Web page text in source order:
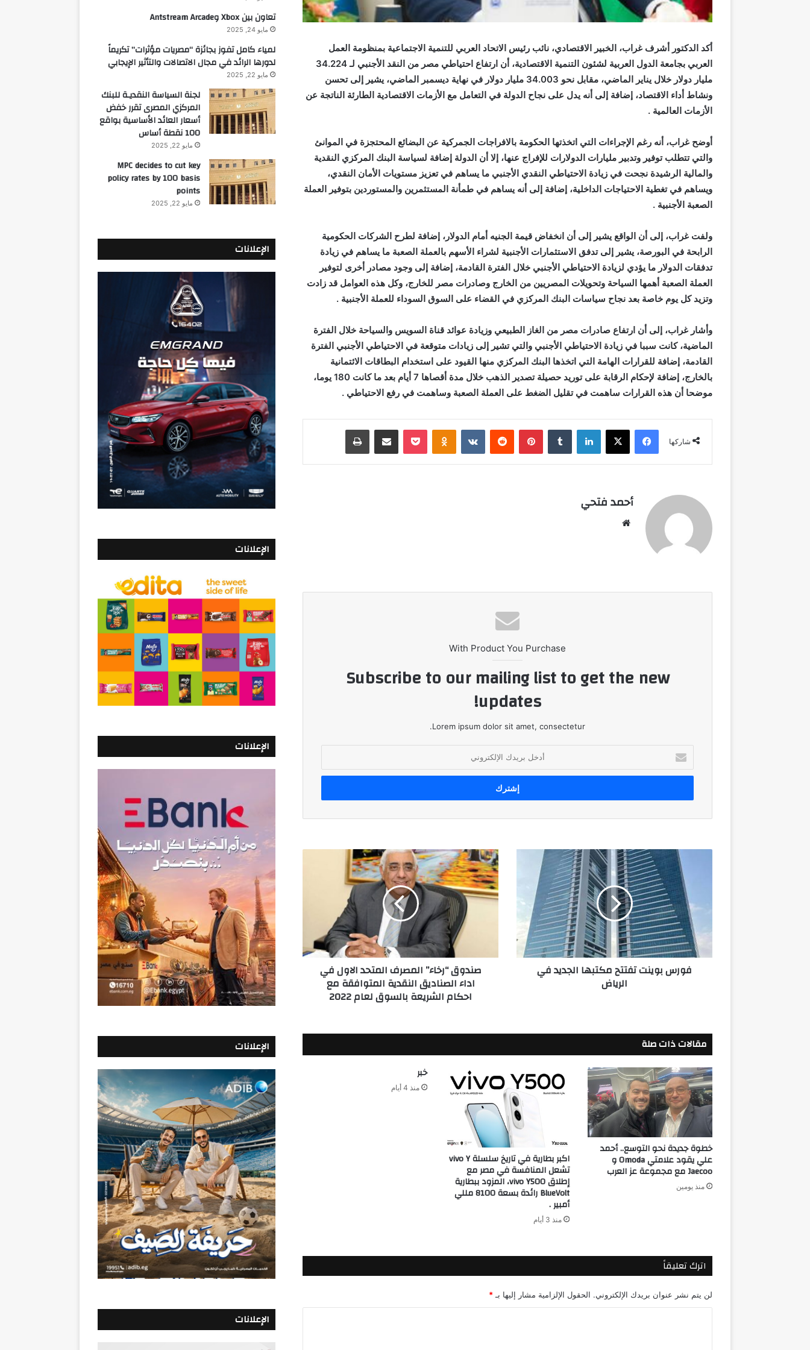
أكد الدكتور أشرف غراب، الخبير الاقتصادي، نائب رئيس الاتحاد العربي للتنمية الاجتماعية بمنظومة العمل
العربي بجامعة الدول العربية لشئون التنمية الاقتصادية، أن ارتفاع احتياطي مصر من النقد الأجنبي لـ 34.224
مليار دولار خلال يناير الماضي، مقابل نحو 34.003 مليار دولار في نهاية ديسمبر الماضي، يشير إلى تحسن
ونشاط أداء الاقتصاد، إضافة إلى أنه يدل على نجاح الدولة في التعامل مع الأزمات الاقتصادية الطارئة الناتجة عن
الأزمات العالمية .
أوضح غراب، أنه رغم الإجراءات التي اتخذتها الحكومة بالافراجات الجمركية عن البضائع المحتجزة في الموانئ
والتي تتطلب توفير وتدبير مليارات الدولارات للإفراج عنها، إلا أن الدولة إضافة لسياسة البنك المركزي النقدية
والمالية الرشيدة نجحت في زيادة الاحتياطي النقدي الأجنبي ما يساهم في تعزيز مستويات الأمان النقدي،
ويساهم في تغطية الاحتياجات الداخلية، إضافة إلى أنه يساهم في طمأنة المستثمرين والمستوردين بتوفير العملة
الصعبة الأجنبية .
ولفت غراب، إلى أن الواقع يشير إلى أن انخفاض قيمة الجنيه أمام الدولار، إضافة لطرح الشركات الحكومية
الرابحة في البورصة، يشير إلى تدفق الاستثمارات الأجنبية لشراء الأسهم بالعملة الصعبة ما يساهم في زيادة
تدفقات الدولار ما يؤدي لزيادة الاحتياطي الأجنبي خلال الفترة القادمة، إضافة إلى وجود مصادر أخرى لتوفير
العملة الصعبة أهمها السياحة وتحويلات المصريين من الخارج وصادرات مصر للخارج، وكل هذه العوامل قد زادت
وتزيد كل يوم خاصة بعد نجاح سياسات البنك المركزي في القضاء على السوق السوداء للعملة الأجنبية .
وأشار غراب، إلى أن ارتفاع صادرات مصر من الغاز الطبيعي وزيادة عوائد قناة السويس والسياحة خلال الفترة
الماضية، كانت سببا في زيادة الاحتياطي الأجنبي والتي تشير إلى زيادات متوقعة في الاحتياطي الأجنبي الفترة
القادمة، إضافة للقرارات الهامة التي اتخذها البنك المركزي منها القيود على استخدام البطاقات الائتمانية
بالخارج، إضافة لإحكام الرقابة على توريد حصيلة تصدير الذهب خلال مدة أقصاها 7 أيام بعد ما كانت 180 يوما،
موضحا أن هذه القرارات ساهمت في تقليل الضغط على العملة الصعبة وساهمت في رفع الاحتياطي .
شاركها
فيسبوك ‫X لينكدإن بينتيريست Odnoklassniki
‫Pocket مشاركة عبر البريد طباعة
أحمد فتحي
With Product You Purchase
Subscribe to our mailing list to get the new
updates!
Lorem ipsum dolor sit amet, consectetur.
بريدك
الإلكتروني
الجديد
الرياض
فورس بوينت تفتتح مكتبها الجديد في
الرياض
صندوق
“رخاء”
المصرف
المتحد
النقدية
المتوافقة
لعام
صندوق “رخاء” المصرف المتحد الاول في
اداء الصناديق النقدية المتوافقة مع
احكام الشريعة بالسوق لعام 2022
مقالات ذات صلة
خطوة جديدة نحو التوسع.. أحمد
علي يقود علامتي Omoda و
Jaecoo مع مجموعة عز العرب
منذ يومين
اكبر بطارية في تاريخ سلسلة vivo Y
تشعل المنافسة في مصر مع
إطلاق vivo Y500، المزود ببطارية
BlueVolt رائدة بسعة 8100 مللي
أمبير .
منذ 3 أيام
خبر
منذ 4 أيام
اترك تعليقاً
لن يتم نشر عنوان بريدك الإلكتروني. الحقول الإلزامية مشار إليها بـ *
تعاون بين Xbox وAntstream Arcade
مايو 24, 2025
لمياء كامل تفوز بجائزة “مصريات مؤثرات” تكريماً
لدورها الرائد في مجال الاتصالات والتأثير الإيجابي
مايو 22, 2025
لجنة السياسة النقديـة للبنك
المركزي المصرى تقرر خفض
أسعار العائد الأساسية بواقع
100 نقطة أساس
مايو 22, 2025
MPC decides to cut key
policy rates by 100 basis
points
مايو 22, 2025
الإعلانات
الإعلانات
الإعلانات
الإعلانات
الإعلانات